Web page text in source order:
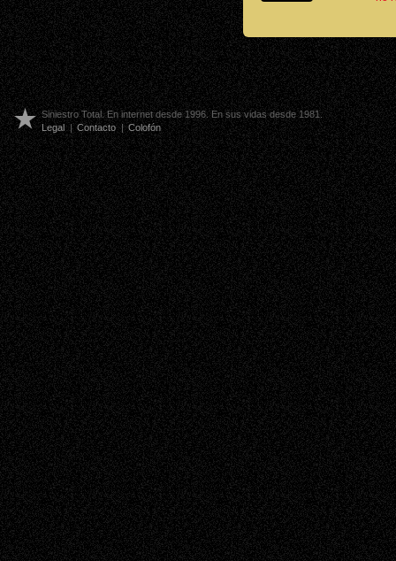
Siniestro Total. En internet desde 1996. En sus vidas desde 1981.
Legal | Contacto | Colofón